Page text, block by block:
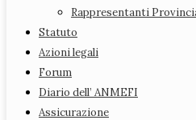
Rappresentanti
Statuto
Azioni legali
Forum
Diario dell’ ANMEFI
Assicurazione
Chi siamo
Consiglio Nazionale
Statuto
Azioni legali